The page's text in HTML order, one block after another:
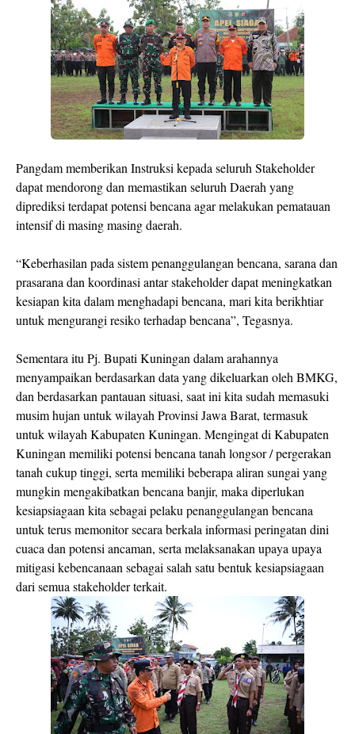
Pangdam memberikan Instruksi kepada seluruh Stakeholder
dapat mendorong dan memastikan seluruh Daerah yang
diprediksi terdapat potensi bencana agar melakukan pematauan
intensif di masing masing daerah.
“Keberhasilan pada sistem penanggulangan bencana, sarana dan
prasarana dan koordinasi antar stakeholder dapat meningkatkan
kesiapan kita dalam menghadapi bencana, mari kita berikhtiar
untuk mengurangi resiko terhadap bencana”, Tegasnya.
Sementara itu Pj. Bupati Kuningan dalam arahannya
menyampaikan berdasarkan data yang dikeluarkan oleh BMKG,
dan berdasarkan pantauan situasi, saat ini kita sudah memasuki
musim hujan untuk wilayah Provinsi Jawa Barat, termasuk
untuk wilayah Kabupaten Kuningan. Mengingat di Kabupaten
Kuningan memiliki potensi bencana tanah longsor / pergerakan
tanah cukup tinggi, serta memiliki beberapa aliran sungai yang
mungkin mengakibatkan bencana banjir, maka diperlukan
kesiapsiagaan kita sebagai pelaku penanggulangan bencana
untuk terus memonitor secara berkala informasi peringatan dini
cuaca dan potensi ancaman, serta melaksanakan upaya upaya
mitigasi kebencanaan sebagai salah satu bentuk kesiapsiagaan
dari semua stakeholder terkait.